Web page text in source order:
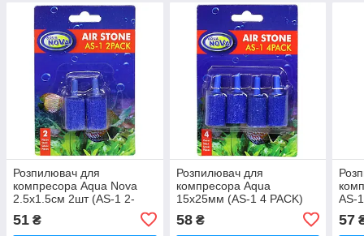
Розпилювач для
компресора Aqua Nova
2.5x1.5см 2шт (AS-1 2-
51 ₴
Розпилювач для
компресора Aqua
15x25мм (AS-1 4 PACK)
58₴
AS-
57